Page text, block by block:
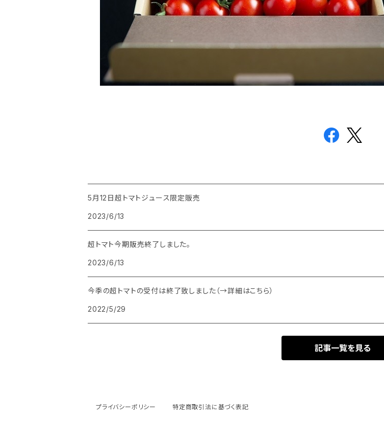
5月12日超トマトジュース限定販売
2023/6/13
超トマト今期販売終了しました。
2023/6/13
今季の超トマトの受付は終了致しました（→詳細はこちら）
2022/5/29
記事一覧を見る
プライバシーポリシー 特定商取引法に基づく表記